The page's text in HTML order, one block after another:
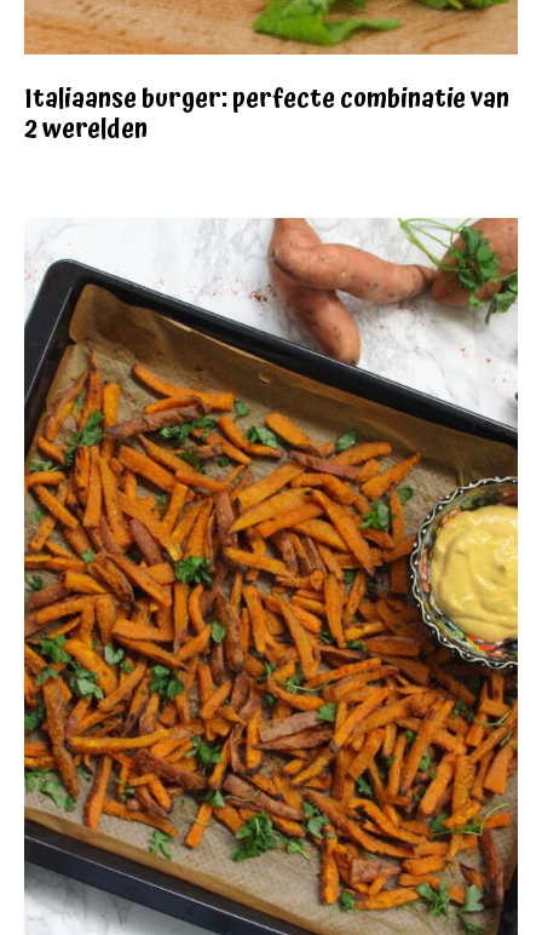
Italiaanse burger: perfecte combinatie van
2 werelden